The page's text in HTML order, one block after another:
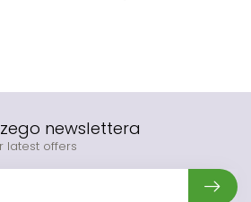
newslettera
latest offers